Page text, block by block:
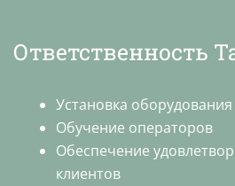
Ответственность
Установка оборудования
Обучение операторов
Обеспечение
клиентов